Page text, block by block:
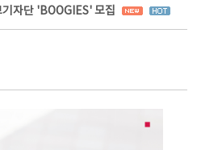
자단 'BOOGIES' 모집